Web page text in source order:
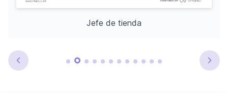
Jefe de tienda